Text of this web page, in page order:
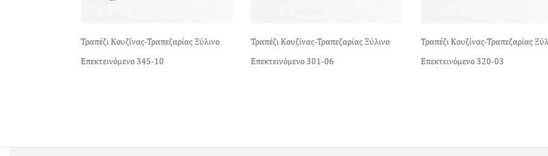
Τραπέζι Κουζίνας-Τραπεζαρίας Ξύλινο
Επεκτεινόμενο 345-10
Τραπέζι Κουζίνας-Τραπεζαρίας Ξύλινο
Επεκτεινόμενο 301-06
Τραπέζι Κουζίνας-Τραπεζαρίας
Επεκτεινόμενο 320-03